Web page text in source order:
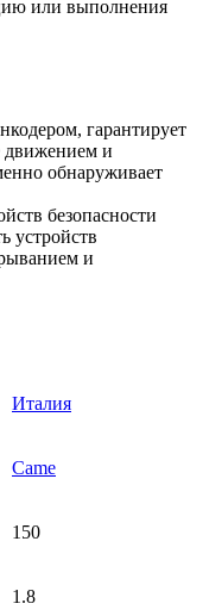
или выполнения
гарантирует
движением и
обнаруживает
безопасности
устройств
и
Италия
Came
150
1.8